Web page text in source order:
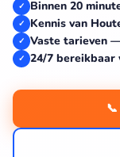
✓ Binnen 20
✓ Kennis van
✓ Vaste tarieven
✓ 24/7 bereikbaar